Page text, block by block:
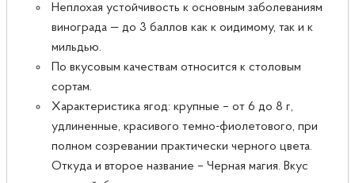
Неплохая устойчивость к основным заболеваниям
винограда — до 3 баллов как к оидимому, так и к
мильдью.
По вкусовым качествам относится к столовым
сортам.
Характеристика ягод: крупные – от 6 до 8 г,
удлиненные, красивого темно-фиолетового, при
полном созревании практически черного цвета.
Откуда и второе название – Черная магия. Вкус